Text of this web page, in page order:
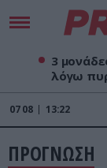
3
λόγω
07 08 13:22
ΠΡΟΓΝΩΣΗ